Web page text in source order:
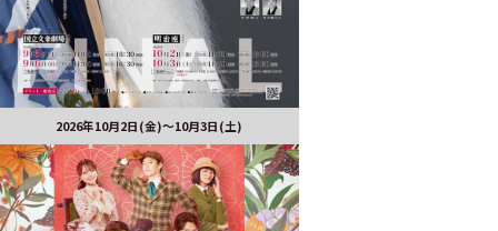
2026年10月2日(金)～10月3日(土)